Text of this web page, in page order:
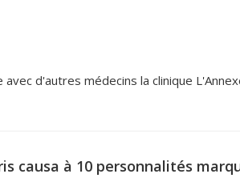
d'autres médecins la clinique
causa à 10 personnalités